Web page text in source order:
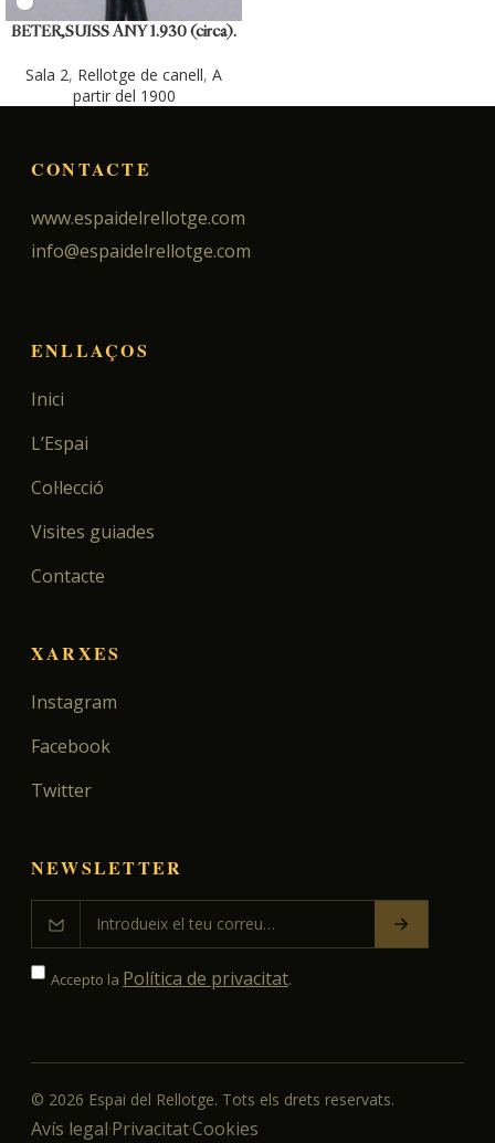
BETER,SUISS ANY 1.930 (circa).
Sala 2, Rellotge de canell, A
partir del 1900
CONTACTE
www.espaidelrellotge.com
info@espaidelrellotge.com
ENLLAÇOS
Inici
L’Espai
Col·lecció
Visites guiades
Contacte
XARXES
Instagram
Facebook
Twitter
NEWSLETTER
Accepto la Política de privacitat.
© 2026 Espai del Rellotge. Tots els drets reservats.
Avís legal·Privacitat·Cookies